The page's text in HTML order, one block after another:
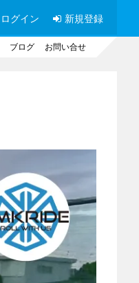
ログイン 新規登録
ブログ お問い合せ